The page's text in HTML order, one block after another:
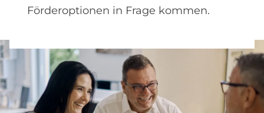
Förderoptionen in Frage kommen.